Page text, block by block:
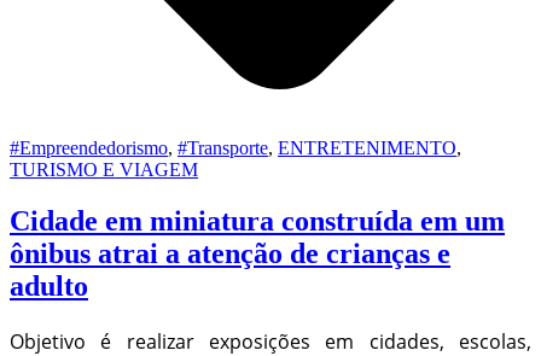
#Empreendedorismo, #Transporte, ENTRETENIMENTO,
TURISMO E VIAGEM
Cidade em miniatura construída em um
ônibus atrai a atenção de crianças e
adulto
Objetivo é realizar exposições em cidades, escolas,